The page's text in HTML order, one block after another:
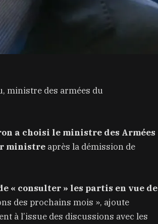
ministre des armées du
a choisi le ministre des Armées
ministreaprès la démission de
« consulter » les partis en vue de
des prochains mois », ajoute
à l’issue des discussions avec les